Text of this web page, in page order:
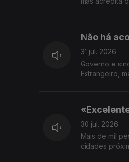
Não há
31 jul. 2026
Governo e
Estrangeiro,
30 jul. 2026
Mais de mil
cidades